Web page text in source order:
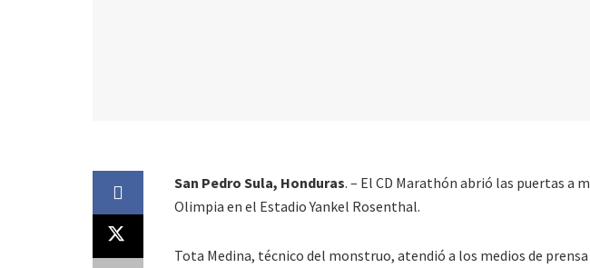
San Pedro Sula, Honduras. – El CD Marathón abrió las puertas a
Olimpia en el Estadio Yankel Rosenthal.
Tota Medina, técnico del monstruo, atendió a los medios de